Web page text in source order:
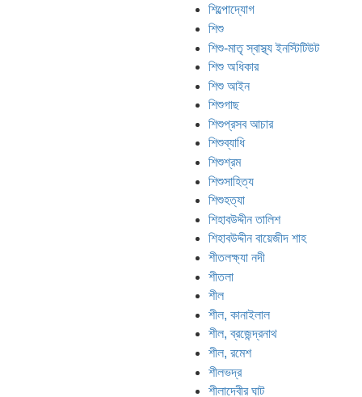
শিল্পোদ্যোগ
শিশু
শিশু-মাতৃ স্বাস্থ্য ইনস্টিটিউট
শিশু অধিকার
শিশু আইন
শিশুগাছ
শিশুপ্রসব আচার
শিশুব্যাধি
শিশুশ্রম
শিশুসাহিত্য
শিশুহত্যা
শিহাবউদ্দীন তালিশ
শিহাবউদ্দীন বায়েজীদ শাহ
শীতলক্ষ্যা নদী
শীতলা
শীল
শীল, কানাইলাল
শীল, ব্রজেন্দ্রনাথ
শীল, রমেশ
শীলভদ্র
শীলাদেবীর ঘাট